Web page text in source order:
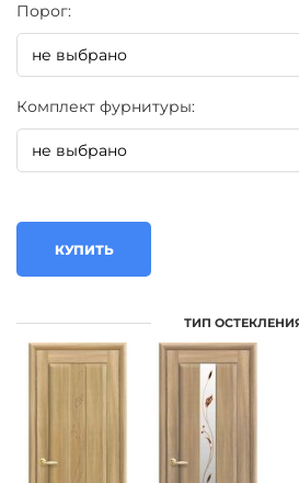
Порог:
Комплект фурнитуры:
КУПИТЬ
ТИП